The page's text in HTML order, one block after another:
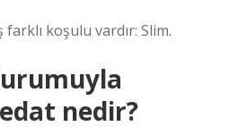
koşulu vardır: Slim.
nedir?